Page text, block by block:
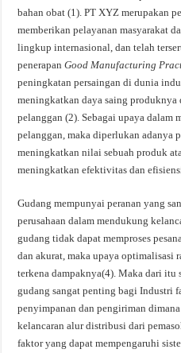
bahan obat (1). PT XYZ merupakan
memberikan pelayanan masyarakat
lingkup internasional, dan telah
penerapan Good Manufacturing
peningkatan persaingan di dunia
meningkatkan daya saing produknya
pelanggan (2). Sebagai upaya dalam
pelanggan, maka diperlukan adanya
meningkatkan nilai sebuah produk
meningkatkan efektivitas dan
Gudang mempunyai peranan yang
perusahaan dalam mendukung
gudang tidak dapat memproses
dan akurat, maka upaya optimalisasi
terkena dampaknya(4). Maka dari
gudang sangat penting bagi Industri
penyimpanan dan pengiriman
kelancaran alur distribusi dari
faktor yang dapat mempengaruhi